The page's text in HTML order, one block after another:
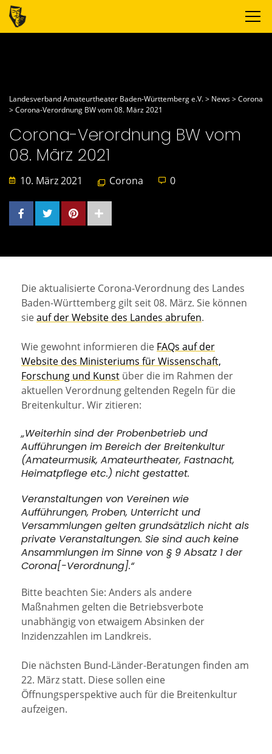
Landesverband Amateurtheater Baden-Württemberg e.V.> News>Corona
>Corona-Verordnung BW vom 08. März 2021
Corona-Verordnung BW vom
08. März 2021
10. März 2021 Corona 0
Die aktualisierte Corona-Verordnung des Landes
Baden-Württemberg gilt seit 08. März. Sie können
sieauf der Website des Landes abrufen.
Wie gewohnt informieren die FAQs auf der
Website des Ministeriums für Wissenschaft,
Forschung und Kunst über die im Rahmen der
aktuellen Verordnung geltenden Regeln für die
Breitenkultur. Wir zitieren:
„Weiterhin sind der Probenbetrieb und
Aufführungen im Bereich der Breitenkultur
(Amateurmusik, Amateurtheater, Fastnacht,
Heimatpflege etc.) nicht gestattet.
Veranstaltungen von Vereinen wie
Aufführungen, Proben, Unterricht und
Versammlungen gelten grundsätzlich nicht als
private Veranstaltungen. Sie sind auch keine
Ansammlungen im Sinne von § 9 Absatz 1 der
Corona[-Verordnung].“
Bitte beachten Sie: Anders als andere
Maßnahmen gelten die Betriebsverbote
unabhängig von etwaigem Absinken der
Inzidenzzahlen im Landkreis.
Die nächsten Bund-Länder-Beratungen finden am
22. März statt. Diese sollen eine
Öffnungsperspektive auch für die Breitenkultur
aufzeigen.